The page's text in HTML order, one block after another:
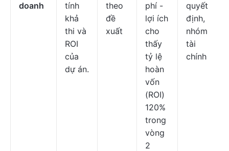
doanh
tính
khả
thi và
ROI
của
dự án.
theo
đề
xuất
phí -
lợi ích
cho
thấy
tỷ lệ
hoàn
vốn
(ROI)
120%
trong
vòng
2
quyết
định,
nhóm
tài
chính